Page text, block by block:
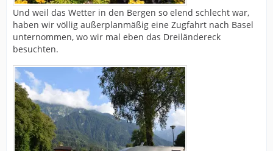
Und weil das Wetter in den Bergen so elend schlecht war,
haben wir völlig außerplanmäßig eine Zugfahrt nach Basel
unternommen, wo wir mal eben das Dreiländereck
besuchten.